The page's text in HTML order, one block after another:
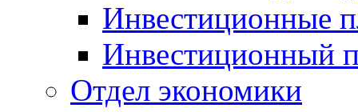
Инвестиционные
Инвестиционный
Отдел экономики